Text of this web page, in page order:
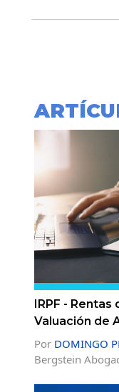
IRPF - Rentas
Valuación de
Por DOMINGO
Bergstein